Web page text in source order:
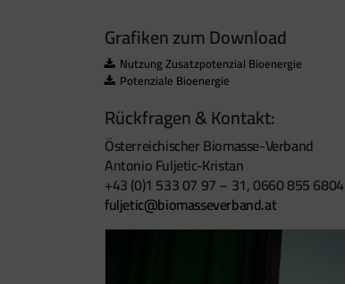
Grafiken zum Download
Nutzung Zusatzpotenzial Bioenergie
Potenziale Bioenergie
Rückfragen & Kontakt:
Österreichischer Biomasse-Verband
Antonio Fuljetic-Kristan
+43 (0)1 533 07 97 – 31, 0660 855 6804
fuljetic@biomasseverband.at